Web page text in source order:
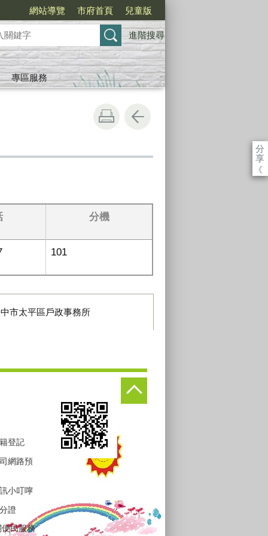
網站導覽 市府首頁 兒童版
進階搜尋
專區服務
分
享
《
分機
101
市太平區戶政事務所
登記
網路預
小叮嚀
證
民服務